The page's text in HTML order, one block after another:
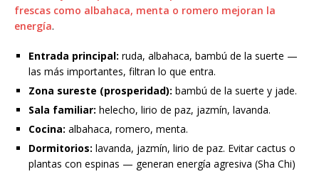
frescas como albahaca, menta o romero mejoran la
energía.
Entrada principal: ruda, albahaca, bambú de la suerte —
las más importantes, filtran lo que entra.
Zona sureste (prosperidad): bambú de la suerte y jade.
Sala familiar: helecho, lirio de paz, jazmín, lavanda.
Cocina: albahaca, romero, menta.
Dormitorios: lavanda, jazmín, lirio de paz. Evitar cactus o
plantas con espinas — generan energía agresiva (Sha Chi)